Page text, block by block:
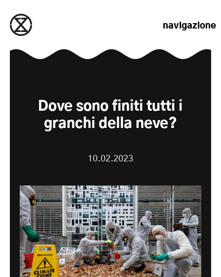
navigazione
Dove sono finiti tutti i
granchi della neve?
10.02.2023